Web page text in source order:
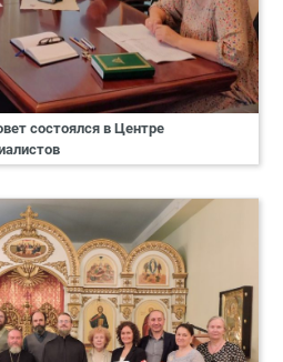
состоялся в Центре